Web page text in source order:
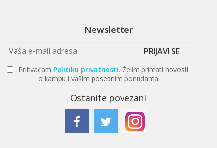
Newsletter
PRIJAVI SE
Prihvaćam Politiku privatnosti. Želim primati novosti
o kampu i vašim posebnim ponudama
Ostanite povezani